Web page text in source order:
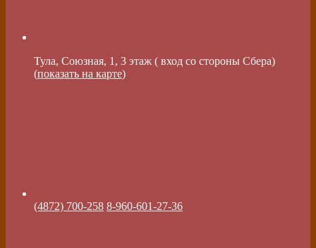
Тула, Союзная, 1, 3 этаж ( вход со стороны Сбера)
(показать на карте)
(4872) 700-258 8-960-601-27-36